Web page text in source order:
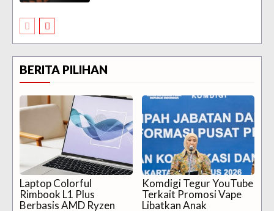
BERITA PILIHAN
Laptop Colorful
Rimbook L1 Plus
Berbasis AMD Ryzen
Komdigi Tegur YouTube
Terkait Promosi Vape
Libatkan Anak